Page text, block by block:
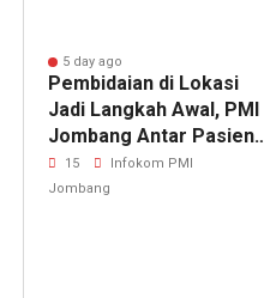
5 day ago
Pembidaian di Lokasi
Jadi Langkah Awal, PMI
Jombang Antar Pasien
Cedera Lengan ke RSUD
15
Infokom PMI
Jombang